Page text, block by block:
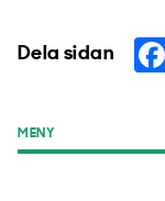
Dela sidan
MENY